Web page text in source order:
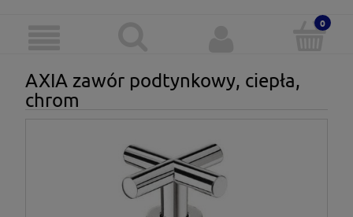
AXIA zawór podtynkowy, ciepła,
chrom